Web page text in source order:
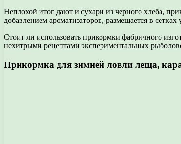
Неплохой итог дают и сухари из черного хлеба,
добавлением ароматизаторов, размещается в
Стоит ли использовать прикормки фабричного
нехитрыми рецептами экспериментальных
Прикормка для зимней ловли леща,